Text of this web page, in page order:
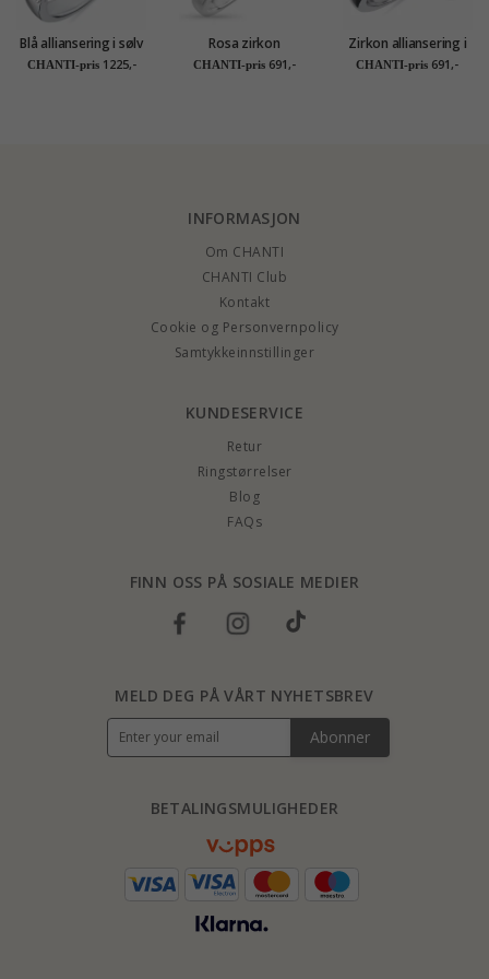
Blå alliansering i sølv
CHANTI-pris 1225,-
Rosa zirkon
alliansering i sølv
CHANTI-pris 691,-
Zirkon alliansering i
rodinert sølv
CHANTI-pris 691,-
INFORMASJON
Om CHANTI
CHANTI Club
Kontakt
Cookie og Personvernpolicy
Samtykkeinnstillinger
KUNDESERVICE
Retur
Ringstørrelser
Blog
FAQs
FINN OSS PÅ SOSIALE MEDIER
BETALINGSMULIGHEDER
MELD DEG PÅ VÅRT NYHETSBREV
Abonner